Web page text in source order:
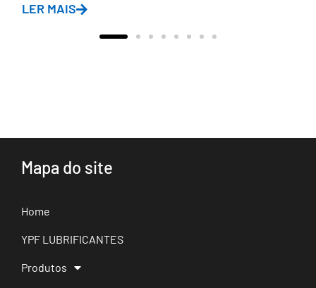
LER MAIS
Mapa do site
Home
YPF LUBRIFICANTES
Produtos